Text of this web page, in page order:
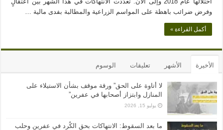
وفرض ضرائب باهظة على المواسم الزراعية والمطالبة بفدى مالية …
أكمل القراءة »
الأخيرة الأشهر تعليقات الوسوم
لا أتاوة على الحق” ورقة موقف بشأن الاستيلاء على
المنازل وابتزاز أصحابها في عفرين”
يوليو 15, 2026
ما بعد السقوط: الانتهاكات بحق الكُرد في عفرين وحلب